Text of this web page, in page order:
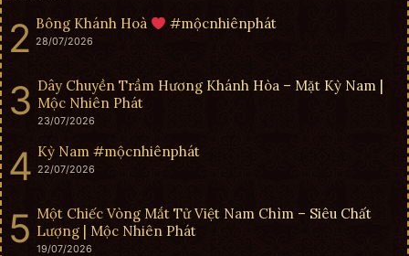
Bông Khánh Hoà #mộcnhiênphát
28/07/2026
Dây Chuyền Trầm Hương Khánh Hòa – Mặt Kỳ Nam |
Mộc Nhiên Phát
23/07/2026
Kỳ Nam #mộcnhiênphát
22/07/2026
Một Chiếc Vòng Mắt Tử Việt Nam Chìm – Siêu Chất
Lượng | Mộc Nhiên Phát
19/07/2026